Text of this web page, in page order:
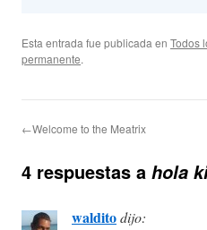
Esta entrada fue publicada en Todos
permanente.
←Welcome to the Meatrix
4 respuestas a hola
walditodijo: